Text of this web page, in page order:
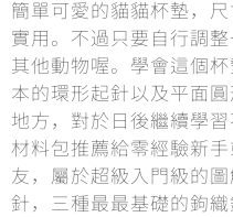
簡單可愛的貓貓杯墊，
實用。不過只要自行調
其他動物喔。學會這個
本的環形起針以及平面
地方，對於日後繼續學
材料包推薦給零經驗新
友，屬於超級入門級的
針，三種最最基礎的鉤織